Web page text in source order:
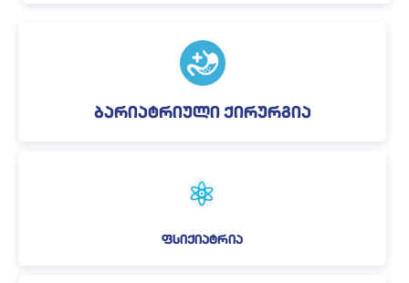
ბარიატრიული ქირურგია
ფსიქიატრია